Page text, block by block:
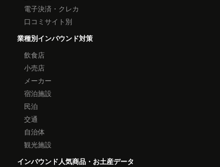
電子決済・クレカ
口コミサイト別
業種別インバウンド対策
飲食店
小売店
メーカー
宿泊施設
民泊
交通
自治体
観光施設
インバウンド人気商品・お土産データ